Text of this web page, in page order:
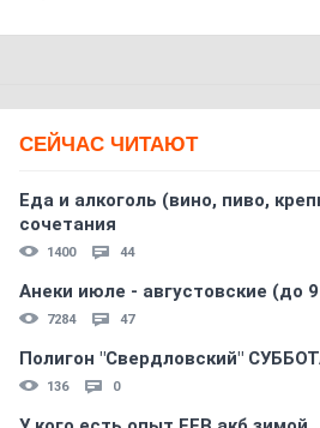
СЕЙЧАС ЧИТАЮТ
Еда и алкоголь (вино, пиво,
сочетания
1400 44
Анеки июле - августовские (до
7284 47
Полигон "Свердловский"
136 0